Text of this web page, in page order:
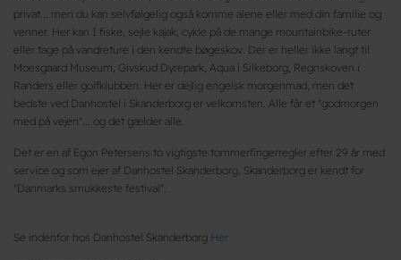
privat... men du kan selvfølgelig også komme alene eller med din familie og
venner. Her kan I fiske, sejle kajak, cykle på de mange mountainbike-ruter
eller tage på vandreture i den kendte bøgeskov. Der er heller ikke langt til
Moesgaard Museum, Givskud Dyrepark, Aqua i Silkeborg, Regnskoven i
Randers eller golfklubben. Her er dejlig engelsk morgenmad, men det
bedste ved Danhostel i Skanderborg er velkomsten. Alle får et "godmorgen
med på vejen"... og det gælder alle.
Det er en af Egon Petersens to vigtigste tommerfingerregler efter 29 år med
service og som ejer af Danhostel Skanderborg. Skanderborg er kendt for
"Danmarks smukkeste festival".
Se indenfor hos Danhostel Skanderborg Her